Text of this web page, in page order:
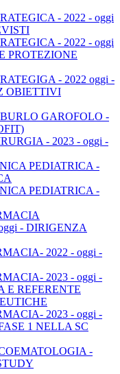
- 2022 - oggi
- 2022 - oggi
PROTEZIONE
- 2022 oggi -
OBIETTIVI
GAROFOLO -
- 2023 - oggi -
PEDIATRICA -
PEDIATRICA -
- DIRIGENZA
2022 - oggi -
2023 - oggi -
E REFERENTE
2023 - oggi -
1 NELLA SC
-